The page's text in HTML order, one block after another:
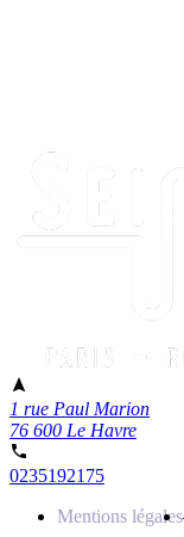
1 rue Paul Marion
76 600 Le Havre
0235192175
Mentions légales